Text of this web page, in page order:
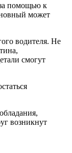
помощью к
может
водителя. Не
смогут
возникнут